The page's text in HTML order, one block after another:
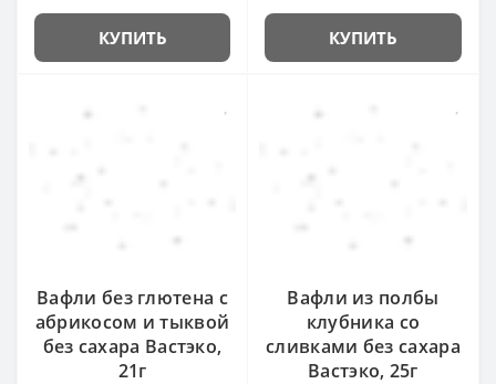
КУПИТЬ КУПИТЬ
Вафли без глютена с
абрикосом и тыквой
без сахара Вастэко,
21г
Вафли из полбы
клубника со
сливками без сахара
Вастэко, 25г